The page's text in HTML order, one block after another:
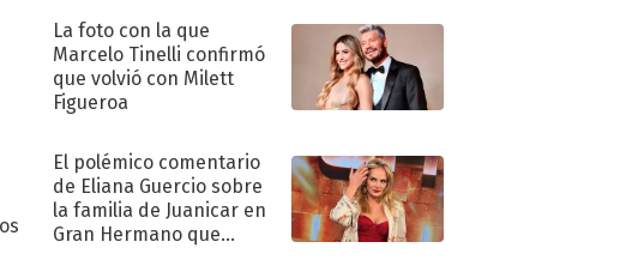
La foto con la que
Marcelo Tinelli confirmó
que volvió con Milett
Figueroa
El polémico comentario
de Eliana Guercio sobre
la familia de Juanicar en
Gran Hermano que